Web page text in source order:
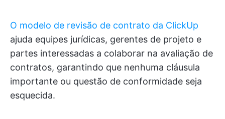
O modelo de revisão de contrato da ClickUp
ajuda equipes jurídicas, gerentes de projeto e
partes interessadas a colaborar na avaliação de
contratos, garantindo que nenhuma cláusula
importante ou questão de conformidade seja
esquecida.